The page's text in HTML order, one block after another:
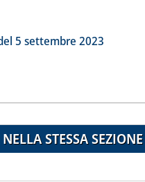
5 settembre 2023
STESSA SEZIONE